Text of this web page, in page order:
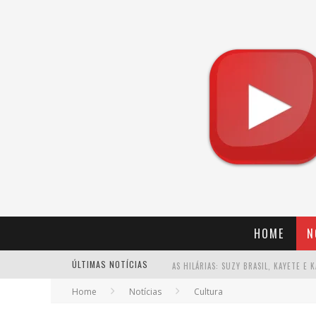
HOME
ÚLTIMAS NOTÍCIAS
Home Notícias Cultura